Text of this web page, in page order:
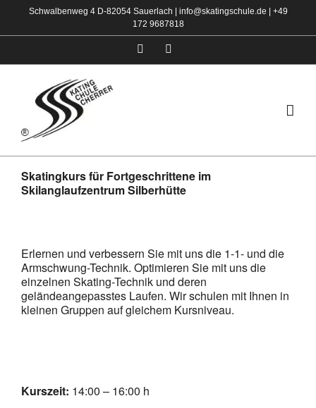
Schwalbenweg 4 D-82054 Sauerlach | info@skatingschule.de
+49
172 9687818
Facebook
Skatingkurs für Fortgeschrittene im
Skilanglaufzentrum Silberhütte
Erlernen und verbessern Sie mit uns die 1-1- und die
Armschwung-Technik. Optimieren Sie mit uns die
einzelnen Skating-Technik und deren
geländeangepasstes Laufen. Wir schulen mit Ihnen in
kleinen Gruppen auf gleichem Kursniveau.
Kurszeit: 14:00 – 16:00 h